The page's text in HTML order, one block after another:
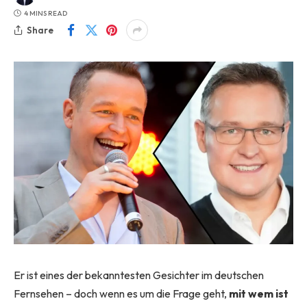
4 MINS READ
Share
Er ist eines der bekanntesten Gesichter im deutschen
Fernsehen – doch wenn es um die Frage geht, mit wem ist